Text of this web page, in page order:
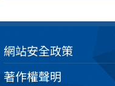
網站安全政策
著作權聲明